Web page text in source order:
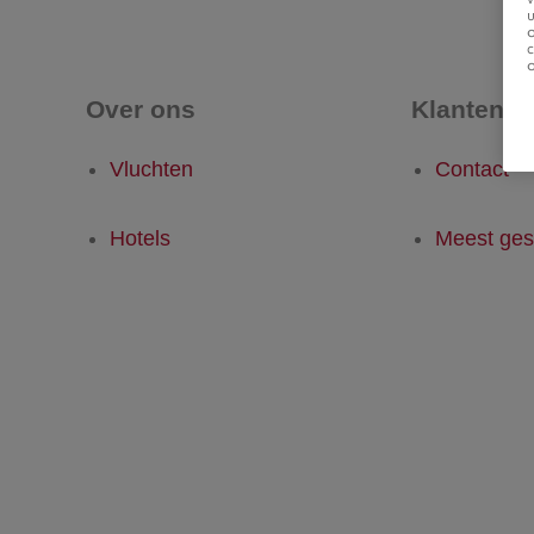
Over ons
Vluchten
Hotels
Contact
Meest